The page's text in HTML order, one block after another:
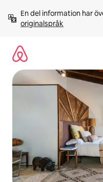
innehåll
En del information har
originalspråk